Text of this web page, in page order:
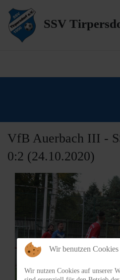
SSV
VfB Auerbach III -
0:2 (24.10.2020)
Wir benutzen Cookies
Wir nutzen Cookies auf unserer